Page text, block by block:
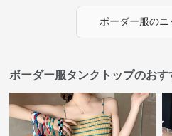
ボーダー服のニ
ボーダー服タンクトップのおす